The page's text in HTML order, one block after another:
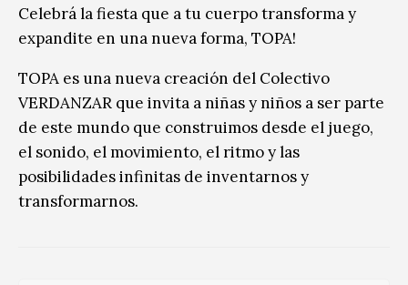
Celebrá la fiesta que a tu cuerpo transforma y
expandite en una nueva forma, TOPA!
TOPA es una nueva creación del Colectivo
VERDANZAR que invita a niñas y niños a ser parte
de este mundo que construimos desde el juego,
el sonido, el movimiento, el ritmo y las
posibilidades infinitas de inventarnos y
transformarnos.